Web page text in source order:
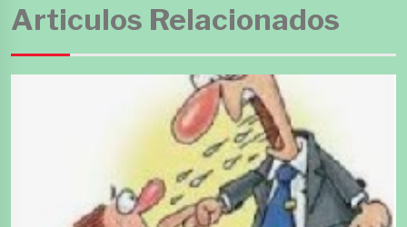
Articulos Relacionados